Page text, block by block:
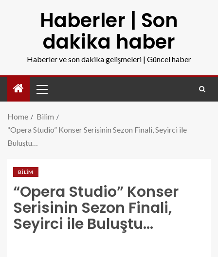
Haberler | Son
dakika haber
Haberler ve son dakika gelişmeleri | Güncel haber
Home
Bilim
“Opera Studio” Konser Serisinin Sezon Finali, Seyirci ile
Buluştu…
BILIM
“Opera Studio” Konser
Serisinin Sezon Finali,
Seyirci ile Buluştu…